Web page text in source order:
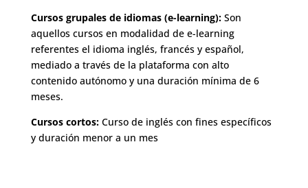
Cursos grupales de idiomas (e-learning): Son
aquellos cursos en modalidad de e-learning
referentes el idioma inglés, francés y español,
mediado a través de la plataforma con alto
contenido autónomo y una duración mínima de 6
meses.
Cursos cortos: Curso de inglés con fines específicos
y duración menor a un mes